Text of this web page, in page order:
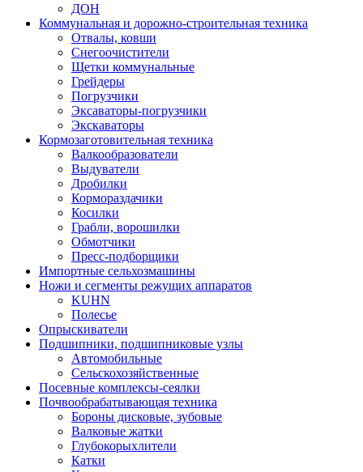
ДОН
Коммунальная и дорожно-строительная техника
Отвалы, ковши
Снегоочистители
Щетки коммунальные
Грейдеры
Погрузчики
Эксаваторы-погрузчики
Экскаваторы
Кормозаготовительная техника
Валкообразователи
Выдуватели
Дробилки
Кормораздачики
Косилки
Грабли, ворошилки
Обмотчики
Пресс-подборщики
Импортные сельхозмашины
Ножи и сегменты режущих аппаратов
KUHN
Полесье
Опрыскиватели
Подшипники, подшипниковые узлы
Автомобильные
Сельскохозяйственные
Посевные комплексы-сеялки
Почвообрабатывающая техника
Бороны дисковые, зубовые
Валковые жатки
Глубокорыхлители
Катки